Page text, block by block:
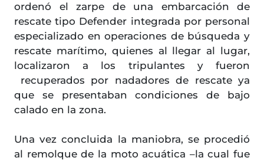
ordenó el zarpe de una embarcación de
rescate tipo Defender integrada por personal
especializado en operaciones de búsqueda y
rescate marítimo, quienes al llegar al lugar,
localizaron a los tripulantes y fueron
recuperados por nadadores de rescate ya
que se presentaban condiciones de bajo
calado en la zona.
Una vez concluida la maniobra, se procedió
al remolque de la moto acuática –la cual fue